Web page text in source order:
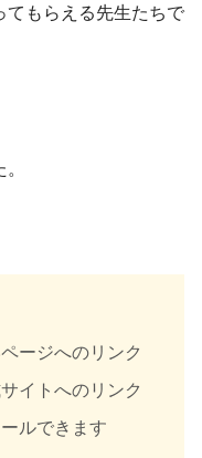
てもらえる先生たちで
ージへのリンク
イトへのリンク
ルできます